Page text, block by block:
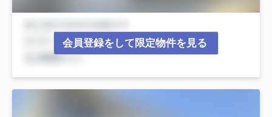
会員登録をして限定物件を見る